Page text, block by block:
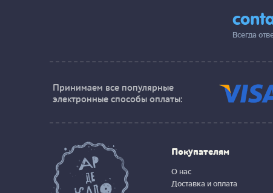
Всегда
Принимаем все популярные
электронные способы оплаты:
Покупателям
О нас
Доставка и оплата